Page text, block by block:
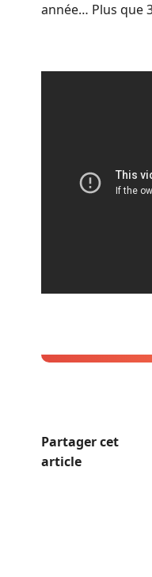
année… Plus que
Partager cet
article